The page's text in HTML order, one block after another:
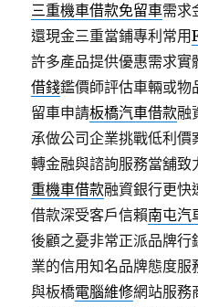
三重機車借款免留車需求
還現金三重當鋪專利常用
許多產品提供優惠需求
借錢鑑價師評估車輛或物
留車申請板橋汽車借款融
承做公司企業挑戰低利價
轉金融與諮詢服務當舖
重機車借款融資銀行更快
借款深受客戶信賴南屯汽
後顧之憂非常正派品牌行
業的信用知名品牌態度
與板橋電腦維修網站服務